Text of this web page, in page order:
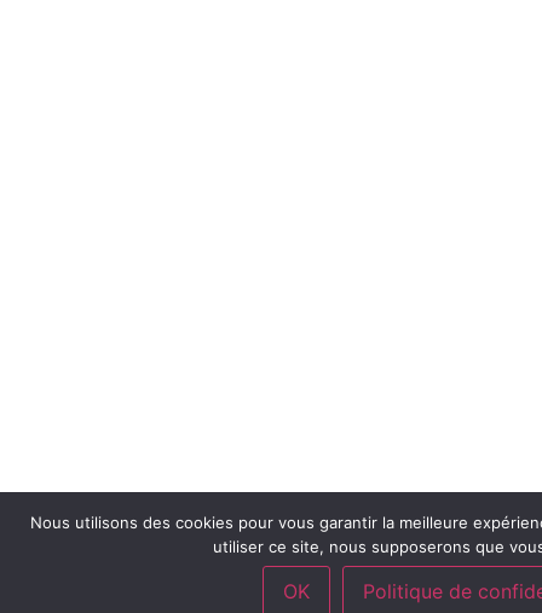
Nous utilisons des cookies pour vous garantir la meilleure
utiliser ce site, nous supposerons que
OK Politique de